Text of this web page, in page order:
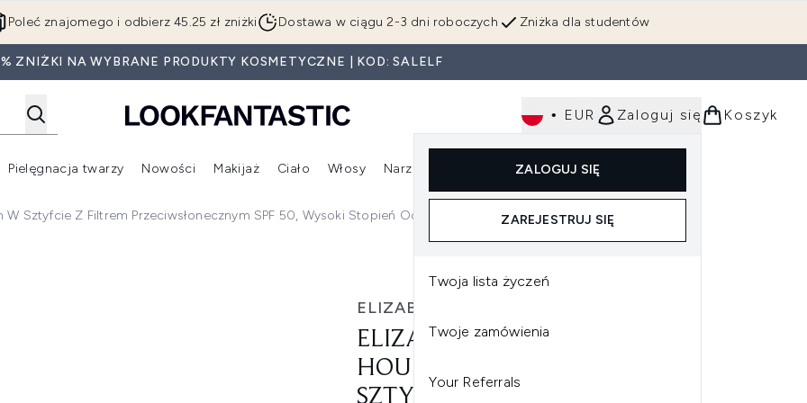
Przejdź do głównej treści
Zniżka dla studentów
Poleć znajomego i odbierz 45.25 zł zniżki Dostawa w ciągu 2-3 dni roboczych
ZNIŻKI NA WYBRANE PRODUKTY KOSMETYCZNE | KOD: SALELF
• EUR Zaloguj się
ZALOGUJ SIĘ
ZAREJESTRUJ SIĘ
Twoja lista życzeń
Twoje zamówienia
Your Referrals
Koszyk
Wejdź do podmenu (Beauty Box)
Wejdź do podmenu (Marki)
Pielęgnacja twarzy
Wejdź do podmenu (Pielęgnacja twarzy)
Nowości
Wejdź do podmenu (Nowości)
Makijaż
Wejdź do podmenu (Makijaż)
Ciało Włosy
Wejdź do podmenu (Włosy)
Narzędzia
Wejdź do podmenu (Narzędzia)
Dla mężczyzn
Sztyfcie Z Filtrem Przeciwsłonecznym SPF 50, Wysoki Stopień Ochrony
ELIZABETH ARDEN
ELIZABETH ARDEN EIGHT
HOUR CREAM KREM W
SZTYFCIE Z FILTREM